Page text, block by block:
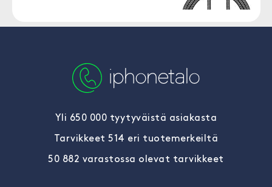
Yli 650 000 tyytyväistä asiakasta
Tarvikkeet 514 eri tuotemerkeiltä
50 882 varastossa olevat tarvikkeet